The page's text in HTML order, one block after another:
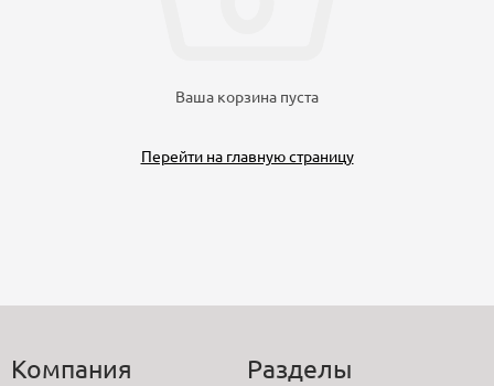
Ваша корзина пуста
Перейти на главную страницу
Компания Разделы